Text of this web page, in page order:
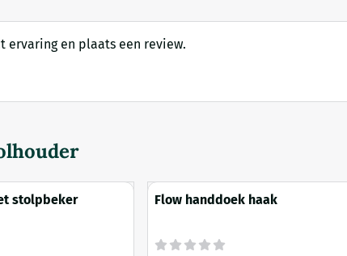
ervaring en plaats een review.
stolpbeker Flow handdoek haak